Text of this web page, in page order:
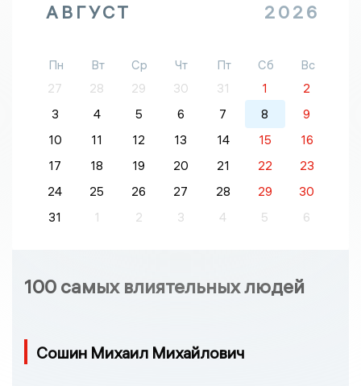
АВГУСТ 2026
Пн Вт Ср Чт Пт Сб
Вс
27
28 29 30 31 1
2
3
4 5 6 7 8
9
10
11 12 13 14 15
16
17
18 19 20 21 22
23
24
25 26 27 28 29
30
31
1 2 3 4 5 6
100 самых влиятельных людей
Сошин Михаил Михайлович